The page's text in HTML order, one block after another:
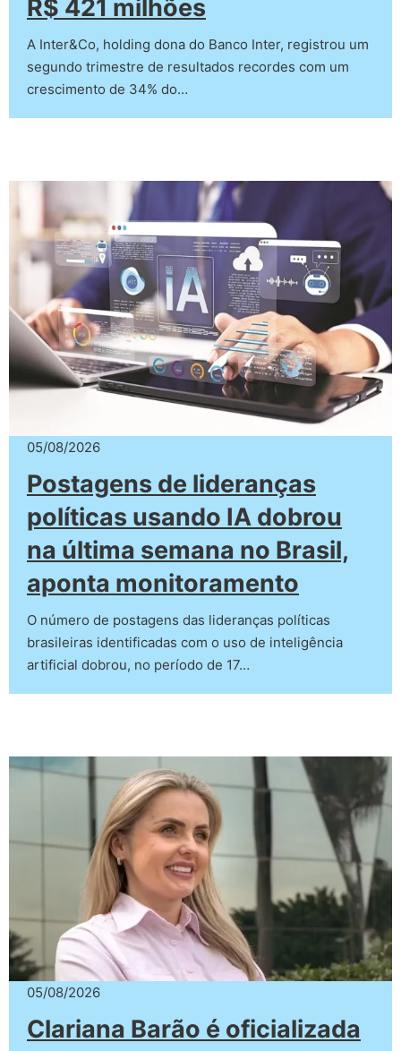
R$ 421 milhões
A Inter&Co, holding dona do Banco Inter, registrou um
segundo trimestre de resultados recordes com um
crescimento de 34% do…
05/08/2026
Postagens de lideranças
políticas usando IA dobrou
na última semana no Brasil,
aponta monitoramento
O número de postagens das lideranças políticas
brasileiras identificadas com o uso de inteligência
artificial dobrou, no período de 17…
05/08/2026
Clariana Barão é oficializada